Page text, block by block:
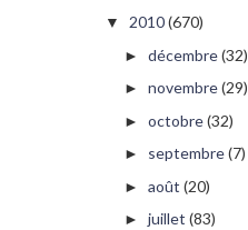
▼ 2010(670)
► décembre(32)
► novembre(29)
► octobre(32)
► septembre(7)
► août (20)
► juillet (83)